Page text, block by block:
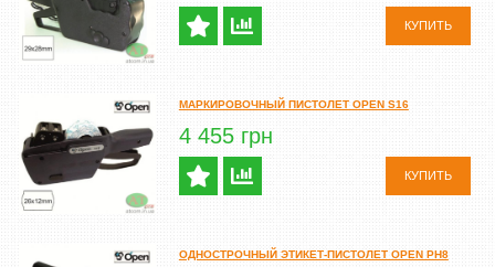
КУПИТЬ
МАРКИРОВОЧНЫЙ ПИСТОЛЕТ OPEN S16
4 455 грн
КУПИТЬ
ОДНОСТРОЧНЫЙ ЭТИКЕТ-ПИСТОЛЕТ OPEN PH8